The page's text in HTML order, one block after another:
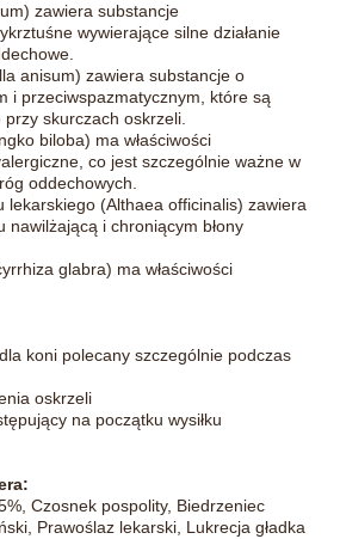
zawiera substancje
wywierające silne działanie
anisum) zawiera substancje o
i przeciwspazmatycznym, które są
skurczach oskrzeli.
biloba) ma właściwości
co jest szczególnie ważne w
oddechowych.
lekarskiego (Althaea officinalis) zawiera
nawilżającą i chroniącym błony
glabra) ma właściwości
koni polecany szczególnie podczas
oskrzeli
na początku wysiłku
Czosnek pospolity, Biedrzeniec
Prawoślaz lekarski, Lukrecja gładka